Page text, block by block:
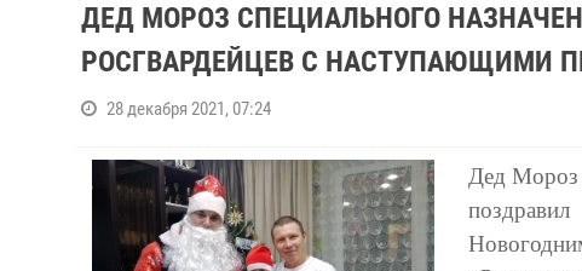
ДЕД МОРОЗ СПЕЦИАЛЬНОГО
РОСГВАРДЕЙЦЕВ С НАСТУПАЮЩИМИ
28 декабря 2021, 07:24
Дед Мороз